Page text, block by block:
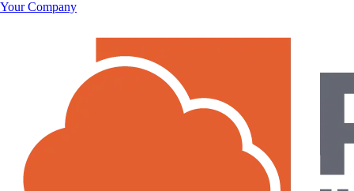
Your Company